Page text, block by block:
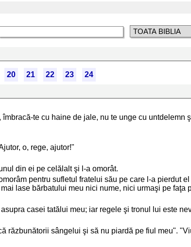
20 21 22 23
24
te cu haine de jale, nu te unge cu untdelemn
o, rege, ajutor!"
din ei pe celălalt şi l-a omorât.
pentru sufletul fratelui său pe care l-a pierdut
lase bărbatului meu nici nume, nici urmaşi pe faţa
casei tatălui meu; iar regele şi tronul lui este
răzbunătorii sângelui şi să nu piardă pe fiul meu".